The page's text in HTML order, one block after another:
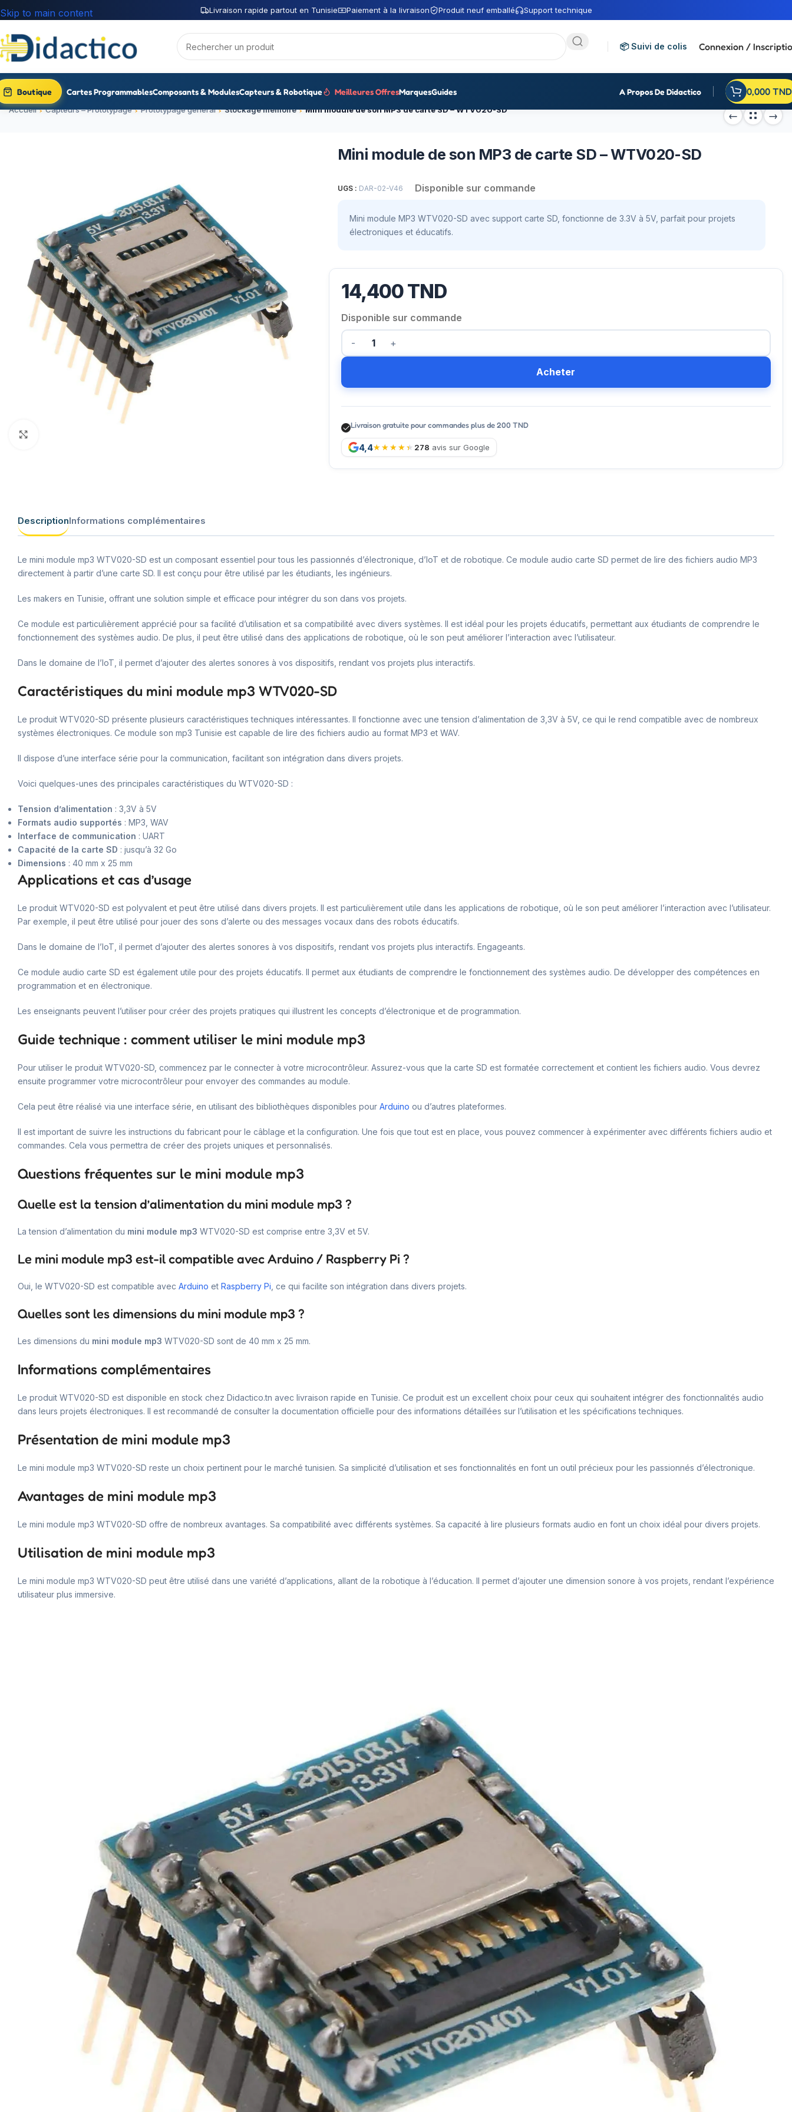
Livraison rapide partout en Tunisie Paiement à la livraison Produit neuf emballé Support technique
Skip to main content
📦 Suivi de colis Connexion /
Boutique Cartes ProgrammablesComposants & ModulesCapteurs & Robotique Meilleures OffresMarquesGuides A Propos De Didactico 0,000 TND
Accueil Capteurs – Prototypage Prototypage général Stockage mémoire Mini module de son MP3 de carte SD – WTV020-SD
Mini module de son MP3 de carte SD – WTV020-SD
UGS : DAR-02-V46 Disponible sur commande
Mini module MP3 WTV020-SD avec support carte SD, fonctionne de 3.3V à 5V, parfait pour projets
électroniques et éducatifs.
14,400TND
Disponible sur commande
Acheter
Livraison gratuite pour commandes plus de 200 TND
4,4 278 avis sur Google
DescriptionInformations complémentaires
Le mini module mp3 WTV020-SD est un composant essentiel pour tous les passionnés d’électronique, d’IoT et de robotique. Ce module audio carte SD permet de lire des fichiers audio MP3
directement à partir d’une carte SD. Il est conçu pour être utilisé par les étudiants, les ingénieurs.
Les makers en Tunisie, offrant une solution simple et efficace pour intégrer du son dans vos projets.
Ce module est particulièrement apprécié pour sa facilité d’utilisation et sa compatibilité avec divers systèmes. Il est idéal pour les projets éducatifs, permettant aux étudiants de comprendre le
fonctionnement des systèmes audio. De plus, il peut être utilisé dans des applications de robotique, où le son peut améliorer l’interaction avec l’utilisateur.
Dans le domaine de l’IoT, il permet d’ajouter des alertes sonores à vos dispositifs, rendant vos projets plus interactifs.
Caractéristiques du mini module mp3 WTV020-SD
Le produit WTV020-SD présente plusieurs caractéristiques techniques intéressantes. Il fonctionne avec une tension d’alimentation de 3,3V à 5V, ce qui le rend compatible avec de nombreux
systèmes électroniques. Ce module son mp3 Tunisie est capable de lire des fichiers audio au format MP3 et WAV.
Il dispose d’une interface série pour la communication, facilitant son intégration dans divers projets.
Voici quelques-unes des principales caractéristiques du WTV020-SD :
Tension d’alimentation : 3,3V à 5V
Formats audio supportés : MP3, WAV
Interface de communication : UART
Capacité de la carte SD : jusqu’à 32 Go
Dimensions : 40 mm x 25 mm
Applications et cas d’usage
Le produit WTV020-SD est polyvalent et peut être utilisé dans divers projets. Il est particulièrement utile dans les applications de robotique, où le son peut améliorer l’interaction avec l’utilisateur.
Par exemple, il peut être utilisé pour jouer des sons d’alerte ou des messages vocaux dans des robots éducatifs.
Dans le domaine de l’IoT, il permet d’ajouter des alertes sonores à vos dispositifs, rendant vos projets plus interactifs. Engageants.
Ce module audio carte SD est également utile pour des projets éducatifs. Il permet aux étudiants de comprendre le fonctionnement des systèmes audio. De développer des compétences en
programmation et en électronique.
Les enseignants peuvent l’utiliser pour créer des projets pratiques qui illustrent les concepts d’électronique et de programmation.
Guide technique : comment utiliser le mini module mp3
Pour utiliser le produit WTV020-SD, commencez par le connecter à votre microcontrôleur. Assurez-vous que la carte SD est formatée correctement et contient les fichiers audio. Vous devrez
ensuite programmer votre microcontrôleur pour envoyer des commandes au module.
Cela peut être réalisé via une interface série, en utilisant des bibliothèques disponibles pour Arduino ou d’autres plateformes.
Il est important de suivre les instructions du fabricant pour le câblage et la configuration. Une fois que tout est en place, vous pouvez commencer à expérimenter avec différents fichiers audio et
commandes. Cela vous permettra de créer des projets uniques et personnalisés.
Questions fréquentes sur le mini module mp3
Quelle est la tension d’alimentation du mini module mp3 ?
La tension d’alimentation du mini module mp3 WTV020-SD est comprise entre 3,3V et 5V.
Le mini module mp3 est-il compatible avec Arduino / Raspberry Pi ?
Oui, le WTV020-SD est compatible avec Arduino et Raspberry Pi , ce qui facilite son intégration dans divers projets.
Quelles sont les dimensions du mini module mp3 ?
Les dimensions du mini module mp3 WTV020-SD sont de 40 mm x 25 mm.
Informations complémentaires
Le produit WTV020-SD est disponible en stock chez Didactico.tn avec livraison rapide en Tunisie. Ce produit est un excellent choix pour ceux qui souhaitent intégrer des fonctionnalités audio
dans leurs projets électroniques. Il est recommandé de consulter la documentation officielle pour des informations détaillées sur l’utilisation et les spécifications techniques.
Présentation de mini module mp3
Le mini module mp3 WTV020-SD reste un choix pertinent pour le marché tunisien. Sa simplicité d’utilisation et ses fonctionnalités en font un outil précieux pour les passionnés d’électronique.
Avantages de mini module mp3
Le mini module mp3 WTV020-SD offre de nombreux avantages. Sa compatibilité avec différents systèmes. Sa capacité à lire plusieurs formats audio en font un choix idéal pour divers projets.
Utilisation de mini module mp3
Le mini module mp3 WTV020-SD peut être utilisé dans une variété d’applications, allant de la robotique à l’éducation. Il permet d’ajouter une dimension sonore à vos projets, rendant l’expérience
utilisateur plus immersive.